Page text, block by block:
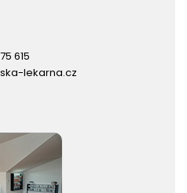
615
lekarna.cz